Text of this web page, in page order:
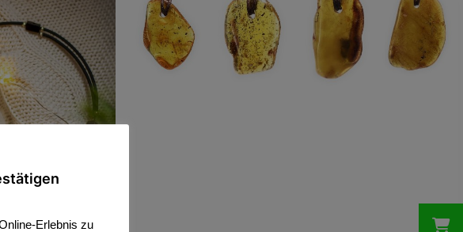
Erlebnis zu